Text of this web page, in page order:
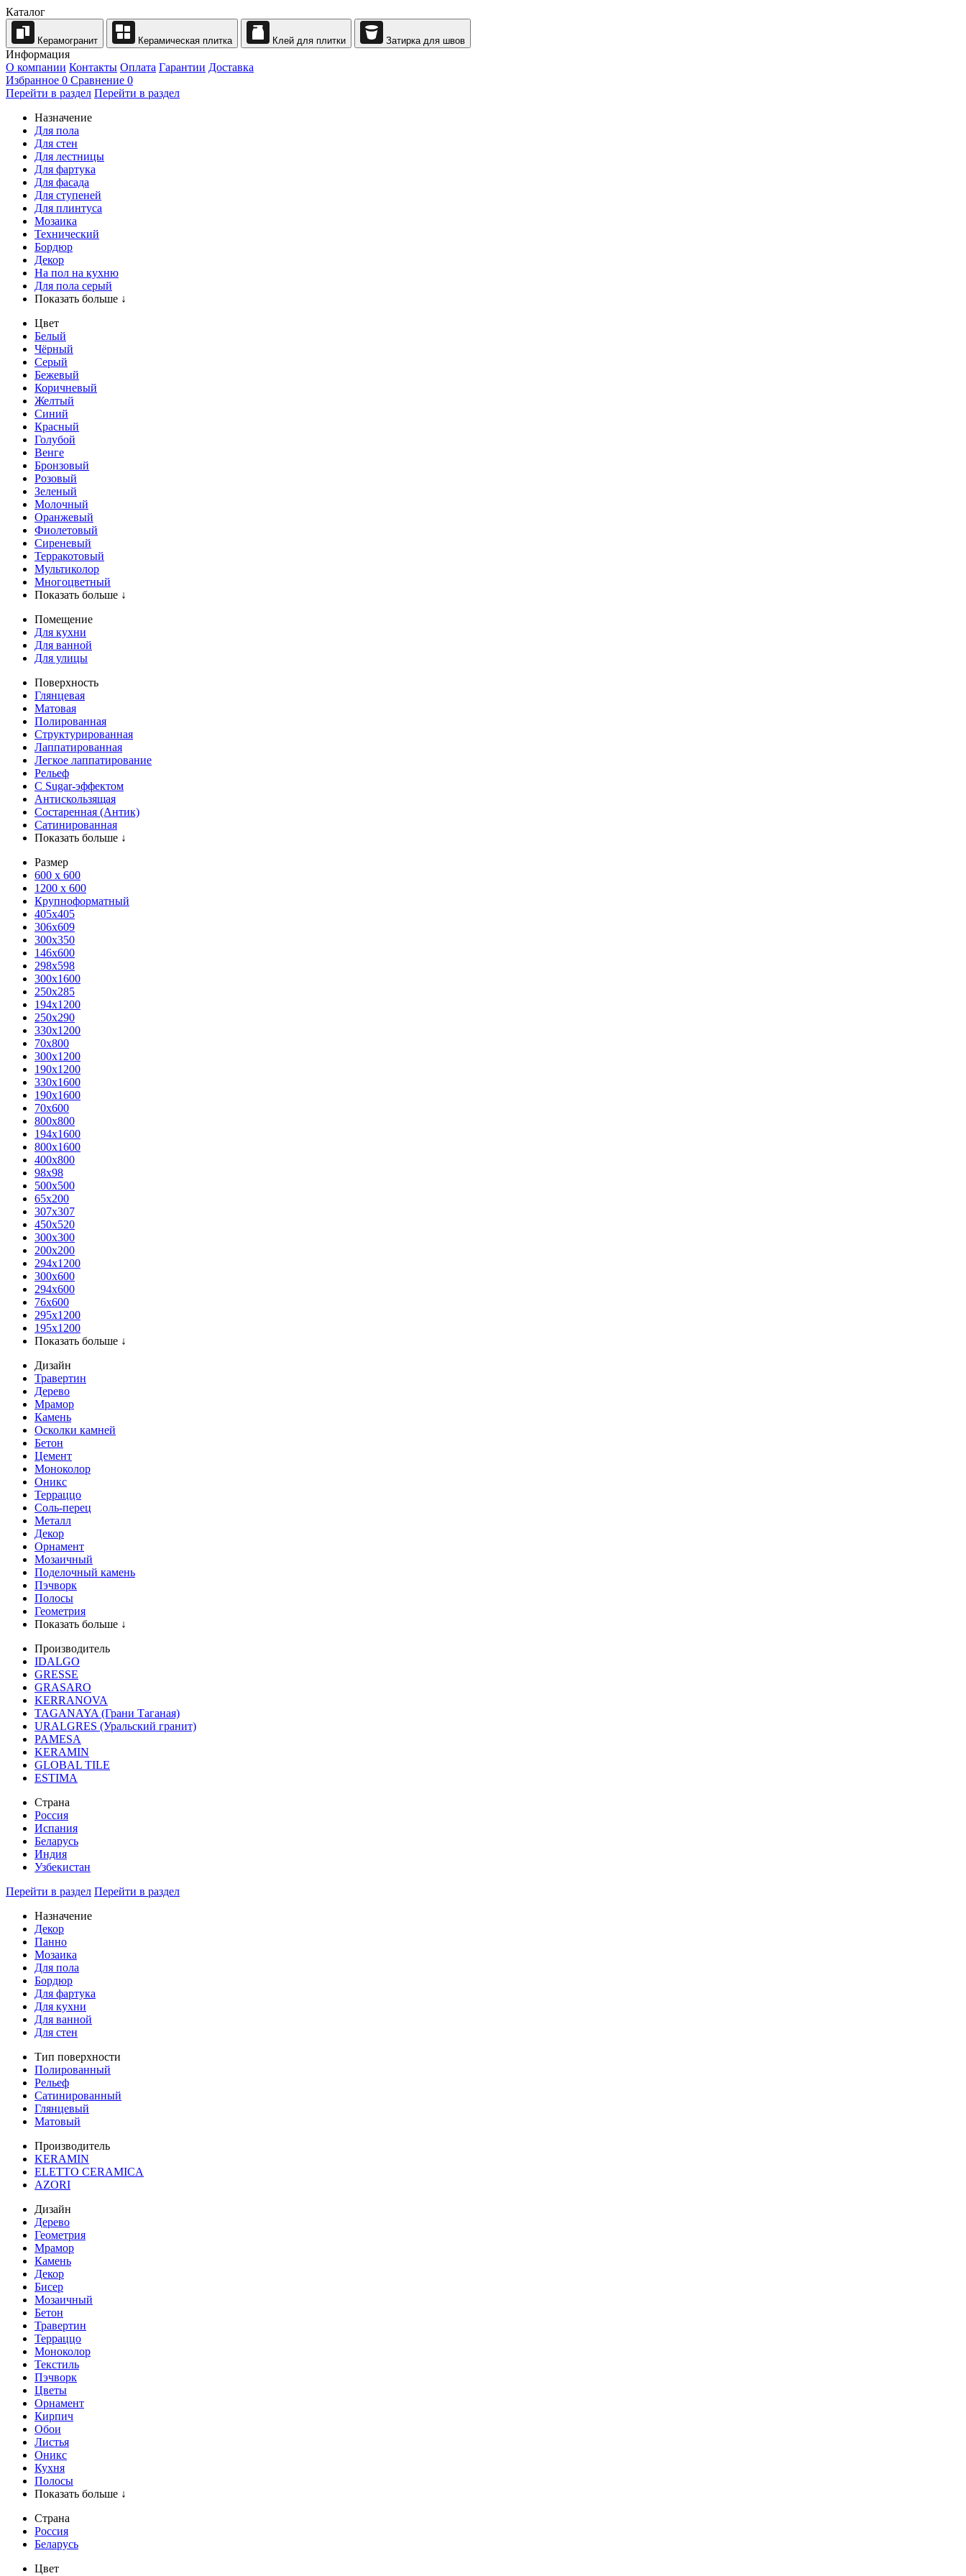
Каталог
Керамогранит Керамическая плитка Клей для плитки Затирка для швов
Информация
О компании Контакты Оплата Гарантии Доставка
Избранное 0 Сравнение 0
Перейти в раздел Перейти в раздел
Назначение
Для пола
Для стен
Для лестницы
Для фартука
Для фасада
Для ступеней
Для плинтуса
Мозаика
Технический
Бордюр
Декор
На пол на кухню
Для пола серый
Показать больше ↓
Цвет
Белый
Чёрный
Серый
Бежевый
Коричневый
Желтый
Синий
Красный
Голубой
Венге
Бронзовый
Розовый
Зеленый
Молочный
Оранжевый
Фиолетовый
Сиреневый
Терракотовый
Мультиколор
Многоцветный
Показать больше ↓
Помещение
Для кухни
Для ванной
Для улицы
Поверхность
Глянцевая
Матовая
Полированная
Структурированная
Лаппатированная
Легкое лаппатирование
Рельеф
С Sugar-эффектом
Антискользящая
Состаренная (Антик)
Сатинированная
Показать больше ↓
Размер
600 х 600
1200 х 600
Крупноформатный
405x405
306x609
300x350
146x600
298x598
300x1600
250x285
194x1200
250x290
330x1200
70x800
300x1200
190x1200
330x1600
190x1600
70x600
800x800
194x1600
800x1600
400х800
98x98
500x500
65x200
307x307
450x520
300x300
200x200
294x1200
300x600
294x600
76х600
295х1200
195х1200
Показать больше ↓
Дизайн
Травертин
Дерево
Мрамор
Камень
Осколки камней
Бетон
Цемент
Моноколор
Оникс
Терраццо
Соль-перец
Металл
Декор
Орнамент
Мозаичный
Поделочный камень
Пэчворк
Полосы
Геометрия
Показать больше ↓
Производитель
IDALGO
GRESSE
GRASARO
KERRANOVA
TAGANAYA (Грани Таганая)
URALGRES (Уральский гранит)
PAMESA
KERAMIN
GLOBAL TILE
ESTIMA
Страна
Россия
Испания
Беларусь
Индия
Узбекистан
Перейти в раздел Перейти в раздел
Назначение
Декор
Панно
Мозаика
Для пола
Бордюр
Для фартука
Для кухни
Для ванной
Для стен
Тип поверхности
Полированный
Рельеф
Сатинированный
Глянцевый
Матовый
Производитель
KERAMIN
ELETTO CERAMICA
AZORI
Дизайн
Дерево
Геометрия
Мрамор
Камень
Декор
Бисер
Мозаичный
Бетон
Травертин
Терраццо
Моноколор
Текстиль
Пэчворк
Цветы
Орнамент
Кирпич
Обои
Листья
Оникс
Кухня
Полосы
Показать больше ↓
Страна
Россия
Беларусь
Цвет